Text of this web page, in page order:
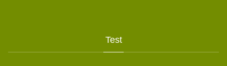
Test